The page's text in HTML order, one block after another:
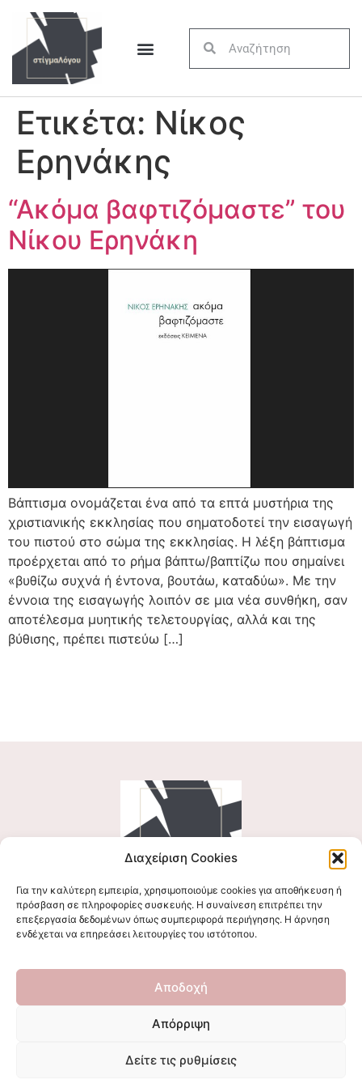
Διαχείριση Cookies
Για την καλύτερη εμπειρία, χρησιμοποιούμε cookies για αποθήκευση ή
πρόσβαση σε πληροφορίες συσκευής. Η συναίνεση επιτρέπει την
επεξεργασία δεδομένων όπως συμπεριφορά περιήγησης. Η άρνηση
ενδέχεται να επηρεάσει λειτουργίες του ιστότοπου.
Αποδοχή
Απόρριψη
Δείτε τις ρυθμίσεις
Ετικέτα: Νίκος
Ερηνάκης
“Ακόμα βαφτιζόμαστε” του
Νίκου Ερηνάκη
Βάπτισμα ονομάζεται ένα από τα επτά μυστήρια της
χριστιανικής εκκλησίας που σηματοδοτεί την εισαγωγή
του πιστού στο σώμα της εκκλησίας. Η λέξη βάπτισμα
προέρχεται από το ρήμα βάπτω/βαπτίζω που σημαίνει
«βυθίζω συχνά ή έντονα, βουτάω, καταδύω». Με την
έννοια της εισαγωγής λοιπόν σε μια νέα συνθήκη, σαν
αποτέλεσμα μυητικής τελετουργίας, αλλά και της
βύθισης, πρέπει πιστεύω […]
Ακολουθήστε μας
Επικοινωνήστε μαζί μας
stigmalogou@gmail.com